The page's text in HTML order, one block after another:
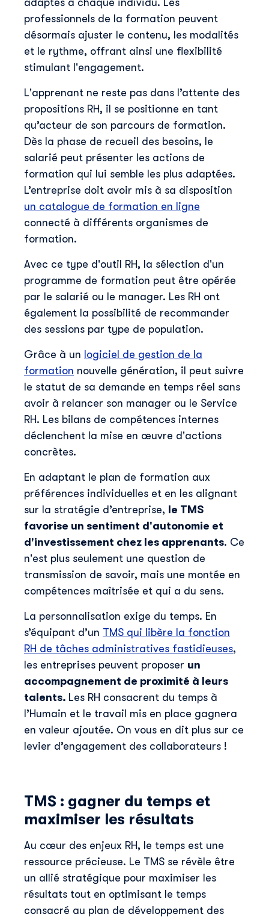
Prénom
E-mail professionnel
Skillup utilise vos
contenu pertinent sur
pouvez vous
détails, consultez
adaptés à chaque individu. Les
professionnels de la formation peuvent
désormais ajuster le contenu, les modalités
et le rythme, offrant ainsi une flexibilité
stimulant l'engagement.
L'apprenant ne reste pas dans l’attente des
propositions RH, il se positionne en tant
qu’acteur de son parcours de formation.
Dès la phase de recueil des besoins, le
salarié peut présenter les actions de
formation qui lui semble les plus adaptées.
L’entreprise doit avoir mis à sa disposition
un catalogue de formation en ligne
connecté à différents organismes de
formation.
Avec ce type d'outil RH, la sélection d'un
programme de formation peut être opérée
par le salarié ou le manager. Les RH ont
également la possibilité de recommander
des sessions par type de population.
Grâce à un logiciel de gestion de la
formation nouvelle génération, il peut suivre
le statut de sa demande en temps réel sans
avoir à relancer son manager ou le Service
RH. Les bilans de compétences internes
déclenchent la mise en œuvre d'actions
concrètes.
En adaptant le plan de formation aux
préférences individuelles et en les alignant
sur la stratégie d’entreprise, le TMS
favorise un sentiment d'autonomie et
d'investissement chez les apprenants. Ce
n'est plus seulement une question de
transmission de savoir, mais une montée en
compétences maîtrisée et qui a du sens.
La personnalisation exige du temps. En
s’équipant d’un TMS qui libère la fonction
RH de tâches administratives fastidieuses,
les entreprises peuvent proposer un
accompagnement de proximité à leurs
talents. Les RH consacrent du temps à
l’Humain et le travail mis en place gagnera
en valeur ajoutée. On vous en dit plus sur ce
levier d’engagement des collaborateurs !
TMS : gagner du temps et
maximiser les résultats
Au cœur des enjeux RH, le temps est une
ressource précieuse. Le TMS se révèle être
un allié stratégique pour maximiser les
résultats tout en optimisant le temps
consacré au plan de développement des